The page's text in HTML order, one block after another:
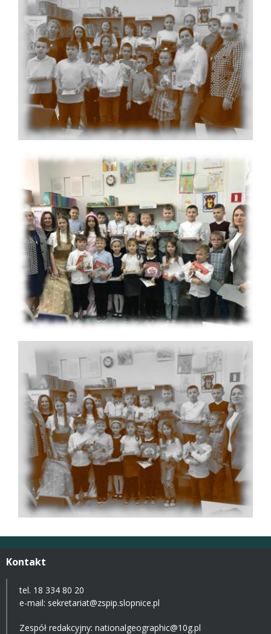
Kontakt
tel. 18 334 80 20
e-mail: sekretariat@zspip.slopnice.pl
Zespół redakcyjny: nationalgeographic@10g.pl